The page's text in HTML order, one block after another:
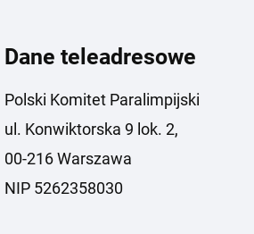
Dane teleadresowe
Polski Komitet Paralimpijski
ul. Konwiktorska 9 lok. 2,
00-216 Warszawa
NIP 5262358030